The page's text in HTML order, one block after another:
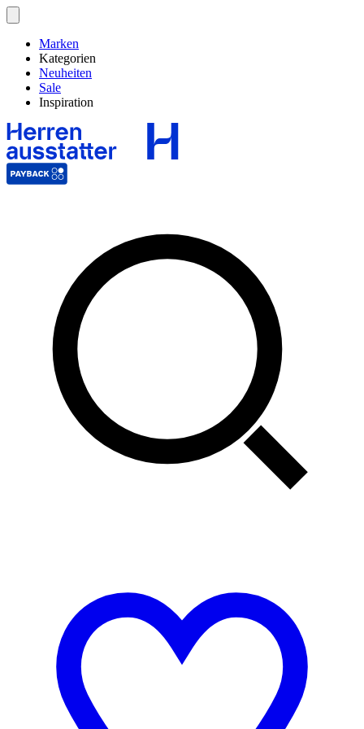
Marken
Kategorien
Neuheiten
Sale
Inspiration